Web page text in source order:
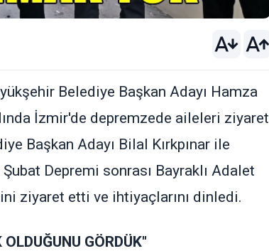
Belediye Başkan Adayı Hamza
İzmir'de depremzede aileleri ziyaret
Başkan Adayı Bilal Kırkpınar ile
Depremi sonrası Bayraklı Adalet
ziyaret etti ve ihtiyaçlarını dinledi.
GÖRDÜK"